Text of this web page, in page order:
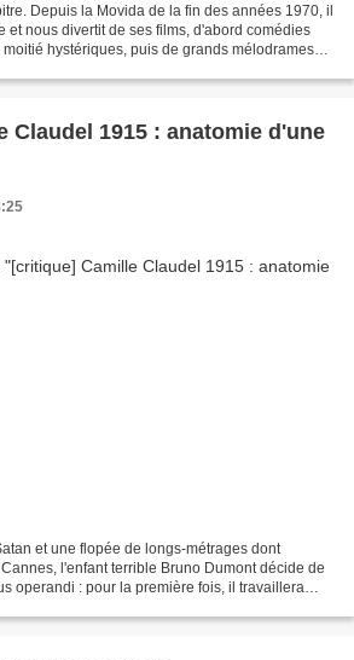
Depuis la Movida de la fin des années 1970, il
et nous divertit de ses films, d'abord comédies
hystériques, puis de grands mélodrames
Claudel 1915 : anatomie d'une
et une flopée de longs-métrages dont
l'enfant terrible Bruno Dumont décide de
operandi : pour la première fois, il travaillera